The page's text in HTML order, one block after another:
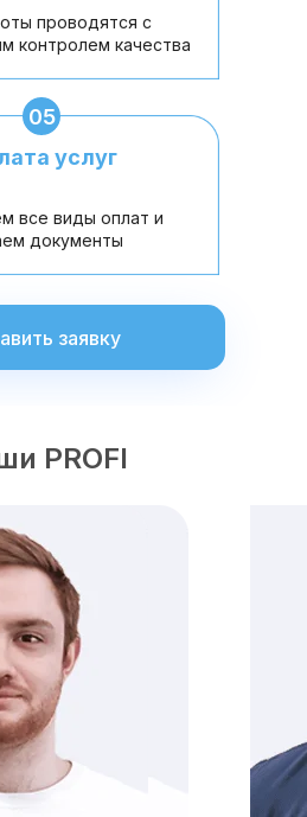
проводятся с
контролем качества
услуг
05
все виды оплат и
документы
заявку
PROFI